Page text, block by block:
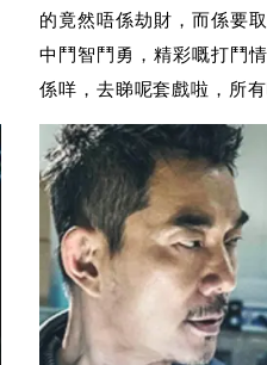
的竟然唔係劫財，而係要
中鬥智鬥勇，精彩嘅打鬥
係咩，去睇呢套戲啦，所